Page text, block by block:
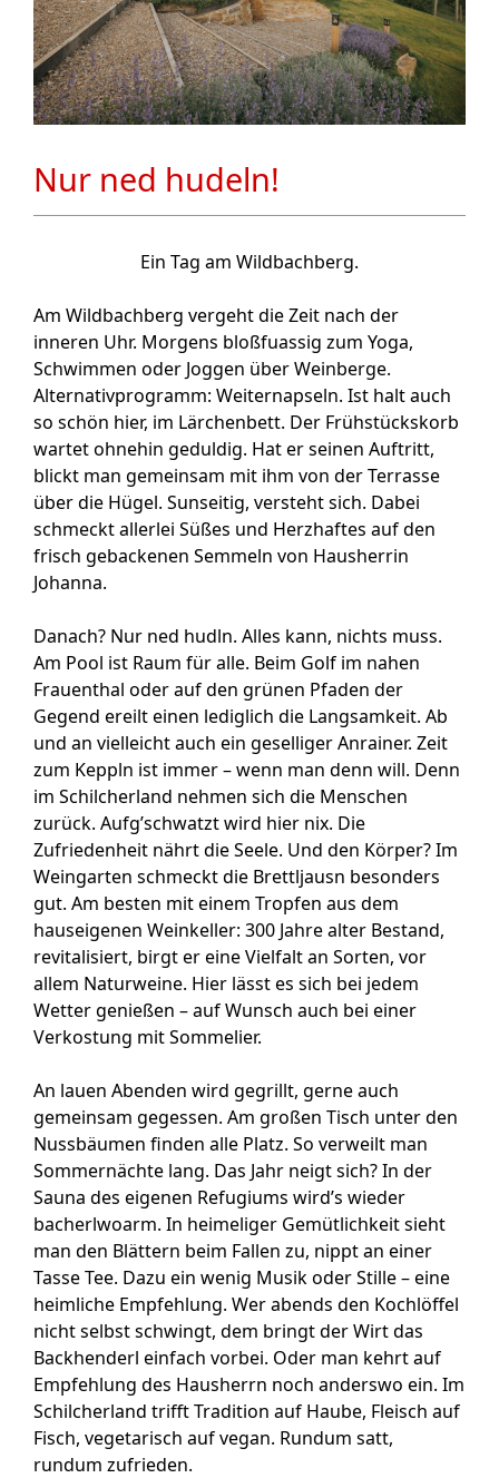
Nur ned hudeln!
Ein Tag am Wildbachberg.
Am Wildbachberg vergeht die Zeit nach der
inneren Uhr. Morgens bloßfuassig zum Yoga,
Schwimmen oder Joggen über Weinberge.
Alternativprogramm: Weiternapseln. Ist halt auch
so schön hier, im Lärchenbett. Der Frühstückskorb
wartet ohnehin geduldig. Hat er seinen Auftritt,
blickt man gemeinsam mit ihm von der Terrasse
über die Hügel. Sunseitig, versteht sich. Dabei
schmeckt allerlei Süßes und Herzhaftes auf den
frisch gebackenen Semmeln von Hausherrin
Johanna.
Danach? Nur ned hudln. Alles kann, nichts muss.
Am Pool ist Raum für alle. Beim Golf im nahen
Frauenthal oder auf den grünen Pfaden der
Gegend ereilt einen lediglich die Langsamkeit. Ab
und an vielleicht auch ein geselliger Anrainer. Zeit
zum Keppln ist immer – wenn man denn will. Denn
im Schilcherland nehmen sich die Menschen
zurück. Aufg’schwatzt wird hier nix. Die
Zufriedenheit nährt die Seele. Und den Körper? Im
Weingarten schmeckt die Brettljausn besonders
gut. Am besten mit einem Tropfen aus dem
hauseigenen Weinkeller: 300 Jahre alter Bestand,
revitalisiert, birgt er eine Vielfalt an Sorten, vor
allem Naturweine. Hier lässt es sich bei jedem
Wetter genießen – auf Wunsch auch bei einer
Verkostung mit Sommelier.
An lauen Abenden wird gegrillt, gerne auch
gemeinsam gegessen. Am großen Tisch unter den
Nussbäumen finden alle Platz. So verweilt man
Sommernächte lang. Das Jahr neigt sich? In der
Sauna des eigenen Refugiums wird’s wieder
bacherlwoarm. In heimeliger Gemütlichkeit sieht
man den Blättern beim Fallen zu, nippt an einer
Tasse Tee. Dazu ein wenig Musik oder Stille – eine
heimliche Empfehlung. Wer abends den Kochlöffel
nicht selbst schwingt, dem bringt der Wirt das
Backhenderl einfach vorbei. Oder man kehrt auf
Empfehlung des Hausherrn noch anderswo ein. Im
Schilcherland trifft Tradition auf Haube, Fleisch auf
Fisch, vegetarisch auf vegan. Rundum satt,
rundum zufrieden.